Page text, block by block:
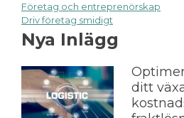
Företag och entreprenörskap
Driv företag smidigt
Nya Inlägg
ditt